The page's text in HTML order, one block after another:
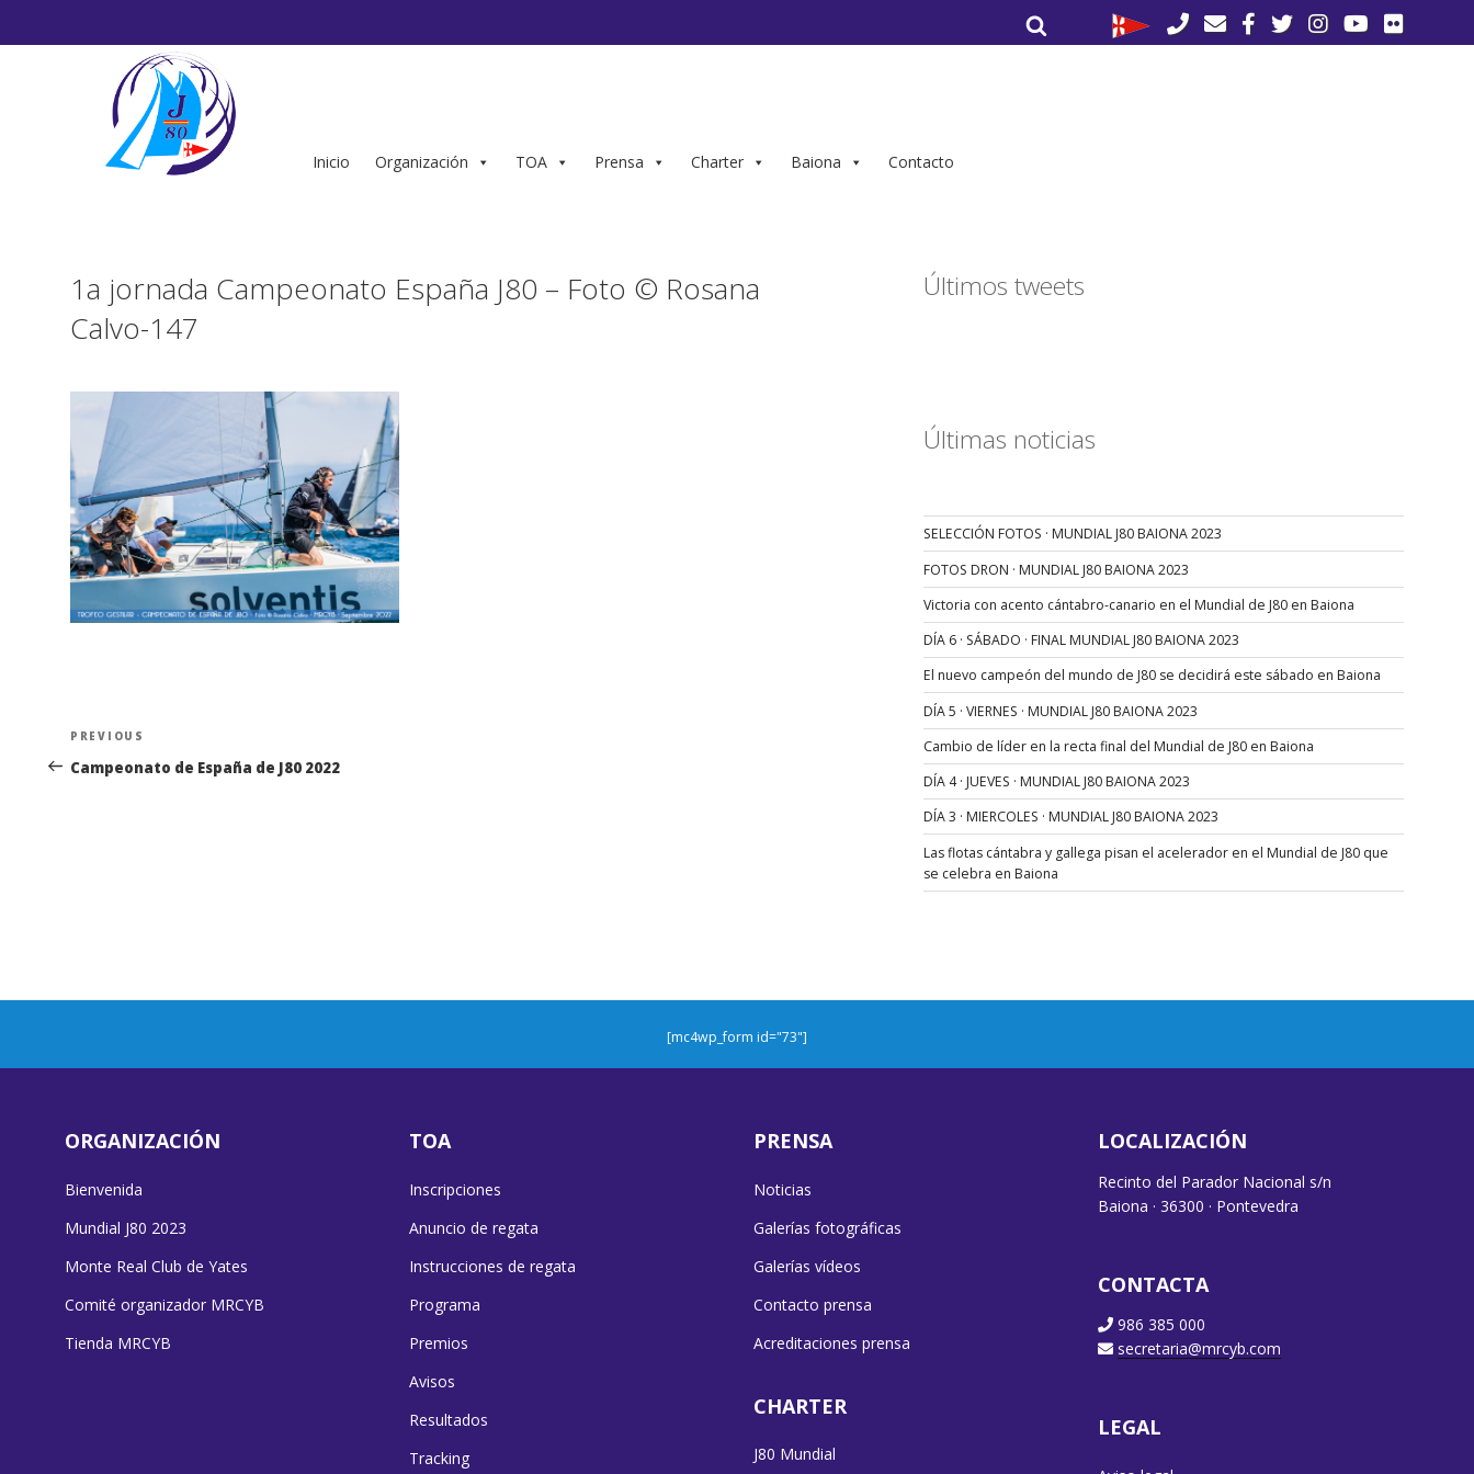
por:
Inicio Organización TOA Prensa Charter Baiona Contacto
1a jornada Campeonato España J80 – Foto © Rosana
Calvo-147
Navegación
de
Previous
Post
PREVIOUS
Campeonato de España de J80 2022
Últimos tweets
Últimas noticias
SELECCIÓN FOTOS · MUNDIAL J80 BAIONA 2023
FOTOS DRON · MUNDIAL J80 BAIONA 2023
Victoria con acento cántabro-canario en el Mundial de J80 en Baiona
DÍA 6 · SÁBADO · FINAL MUNDIAL J80 BAIONA 2023
El nuevo campeón del mundo de J80 se decidirá este sábado en Baiona
DÍA 5 · VIERNES · MUNDIAL J80 BAIONA 2023
Cambio de líder en la recta final del Mundial de J80 en Baiona
DÍA 4 · JUEVES · MUNDIAL J80 BAIONA 2023
DÍA 3 · MIERCOLES · MUNDIAL J80 BAIONA 2023
Las flotas cántabra y gallega pisan el acelerador en el Mundial de J80 que
se celebra en Baiona
[mc4wp_form id="73"]
ORGANIZACIÓN
Bienvenida
Mundial J80 2023
Monte Real Club de Yates
Comité organizador MRCYB
Tienda MRCYB
TOA
Inscripciones
Anuncio de regata
Instrucciones de regata
Programa
Premios
Avisos
Resultados
Tracking
PRENSA
Noticias
Galerías fotográficas
Galerías vídeos
Contacto prensa
Acreditaciones prensa
CHARTER
J80 Mundial
LOCALIZACIÓN
Recinto del Parador Nacional s/n
Baiona · 36300 · Pontevedra
CONTACTA
986 385 000
secretaria@mrcyb.com
LEGAL